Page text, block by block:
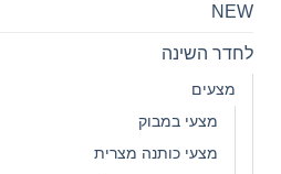
NEW
לחדר השינה
מצעים
מצעי במבוק
מצעי כותנה מצרית